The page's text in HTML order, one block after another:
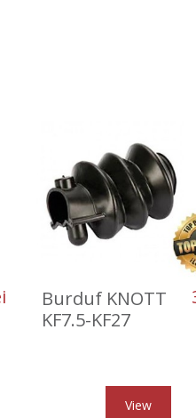
Burduf KNOTT
KF7.5-KF27
View